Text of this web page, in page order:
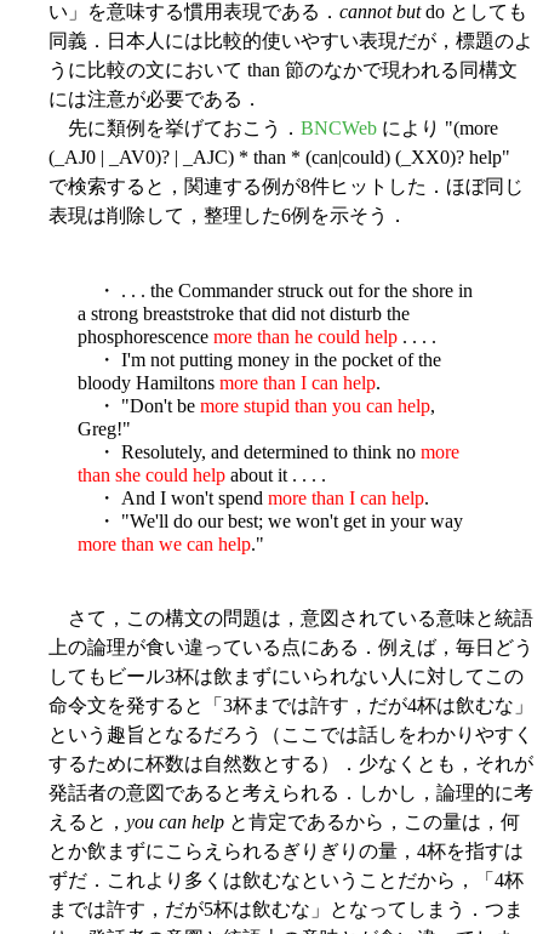
い」を意味する慣用表現である． cannot butdo としても
同義．日本人には比較的使いやすい表現だが，標題のよ
うに比較の文において than 節のなかで現われる同構文
には注意が必要である．
先に類例を挙げておこう． BNCWeb により "(more
(_AJ0 | _AV0)? | _AJC) * than * (can|could) (_XX0)? help"
で検索すると，関連する例が8件ヒットした．ほぼ同じ
表現は削除して，整理した6例を示そう．
・ . . . the Commander struck out for the shore in
a strong breaststroke that did not disturb the
phosphorescence more than he could help . . . .
・ I'm not putting money in the pocket of the
bloody Hamiltons more than I can help.
・ "Don't be more stupid than you can help,
Greg!"
・ Resolutely, and determined to think no more
than she could help about it . . . .
・ And I won't spend more than I can help.
・ "We'll do our best; we won't get in your way
more than we can help."
さて，この構文の問題は，意図されている意味と統語
上の論理が食い違っている点にある．例えば，毎日どう
してもビール3杯は飲まずにいられない人に対してこの
命令文を発すると「3杯までは許す，だが4杯は飲むな」
という趣旨となるだろう（ここでは話しをわかりやすく
するために杯数は自然数とする）．少なくとも，それが
発話者の意図であると考えられる．しかし，論理的に考
えると， you can help と肯定であるから，この量は，何
とか飲まずにこらえられるぎりぎりの量，4杯を指すは
ずだ．これより多くは飲むなということだから，「4杯
までは許す，だが5杯は飲むな」となってしまう．つま